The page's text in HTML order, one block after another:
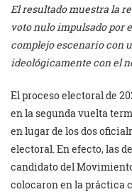
El resultado muestra la
voto nulo impulsado por
complejo escenario con
ideológicamente con el
El proceso electoral de
en la segunda vuelta
en lugar de los dos
electoral. En efecto, las
candidato del
colocaron en la práctica